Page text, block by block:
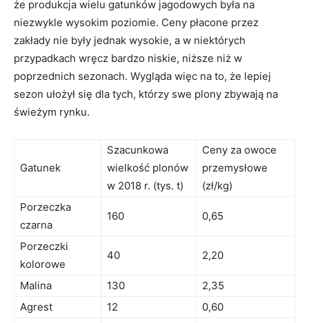
że produkcja wielu gatunków jagodowych była na
niezwykle wysokim poziomie. Ceny płacone przez
zakłady nie były jednak wysokie, a w niektórych
przypadkach wręcz bardzo niskie, niższe niż w
poprzednich sezonach. Wygląda więc na to, że lepiej
sezon ułożył się dla tych, którzy swe plony zbywają na
świeżym rynku.
Gatunek
Szacunkowa
wielkość plonów
w 2018 r. (tys. t)
Ceny za owoce
przemysłowe
(zł/kg)
Porzeczka
czarna
160 0,65
Porzeczki
kolorowe
40 2,20
Malina 130
2,35
Agrest
12
0,60